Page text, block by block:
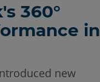
360°
in
new